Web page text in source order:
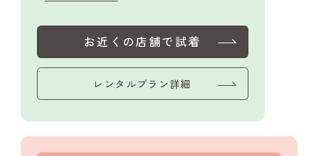
お近くの店舗で試着
レンタルプラン詳細